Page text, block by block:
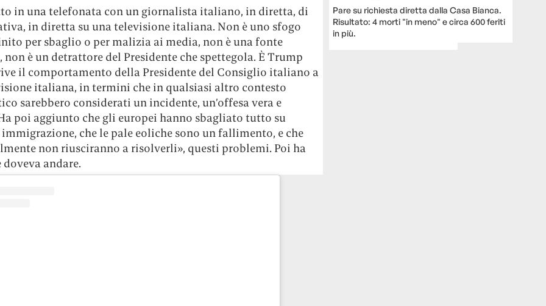
in una telefonata con un giornalista italiano, in diretta, di
in diretta su una televisione italiana. Non è uno sfogo
per sbaglio o per malizia ai media, non è una fonte
non è un detrattore del Presidente che spettegola. È Trump
il comportamento della Presidente del Consiglio italiano a
italiana, in termini che in qualsiasi altro contesto
sarebbero considerati un incidente, un’offesa vera e
poi aggiunto che gli europei hanno sbagliato tutto su
immigrazione, che le pale eoliche sono un fallimento, e che
non riusciranno a risolverli», questi problemi. Poi ha
andare.
Pare su richiesta diretta dalla Casa Bianca.
Risultato: 4 morti "in meno" e circa 600 feriti
in più.